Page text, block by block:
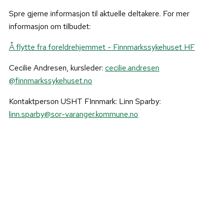
Spre gjerne informasjon til aktuelle deltakere. For mer
informasjon om tilbudet:
Å flytte fra foreldrehjemmet - Finnmarkssykehuset HF
Cecilie Andresen, kursleder: cecilie.andresen
@finnmarkssykehuset.no
Kontaktperson USHT FInnmark: Linn Sparby:
linn.sparby@sor-varanger.kommune.no